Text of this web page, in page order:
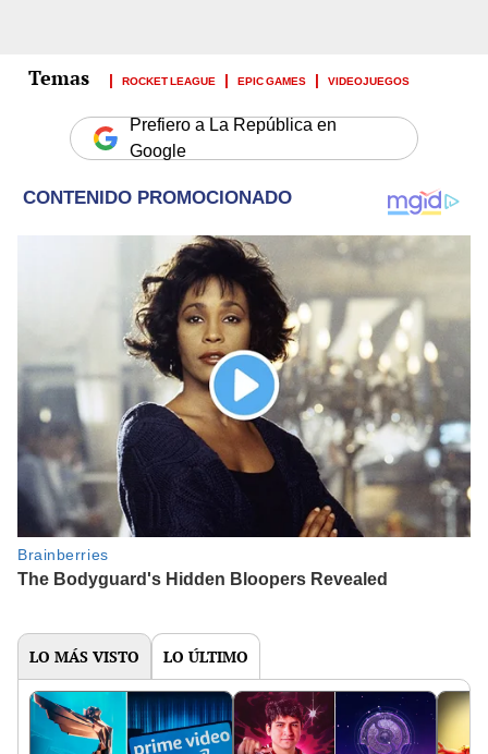
ROCKET LEAGUE EPIC GAMES VIDEOJUEGOS
Prefiero a La República en
Google
LO MÁS VISTO LO ÚLTIMO